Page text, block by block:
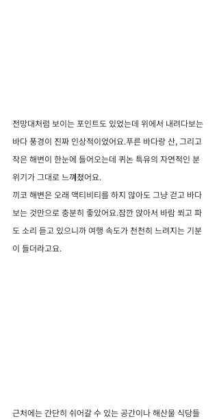
전망대처럼 보이는 포인트도 있었는데 위에서 내려다보는
바다 풍경이 진짜 인상적이었어요.푸른 바다랑 산, 그리고
작은 해변이 한눈에 들어오는데 퀴논 특유의 자연적인 분
위기가 그대로 느껴졌어요.
끼코 해변은 오래 액티비티를 하지 않아도 그냥 걷고 바다
보는 것만으로 충분히 좋았어요.잠깐 앉아서 바람 쐬고 파
도 소리 듣고 있으니까 여행 속도가 천천히 느려지는 기분
이 들더라고요.
근처에는 간단히 쉬어갈 수 있는 공간이나 해산물 식당들